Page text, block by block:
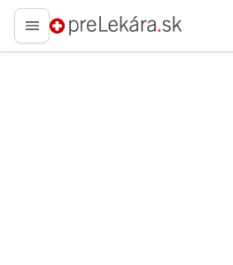
preLekára.sk